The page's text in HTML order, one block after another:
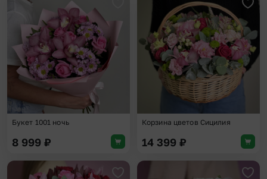
Добавить в избранное
Букет 1001 ночь
8 999 ₽
Корзина цветов Сицилия
14 399 ₽